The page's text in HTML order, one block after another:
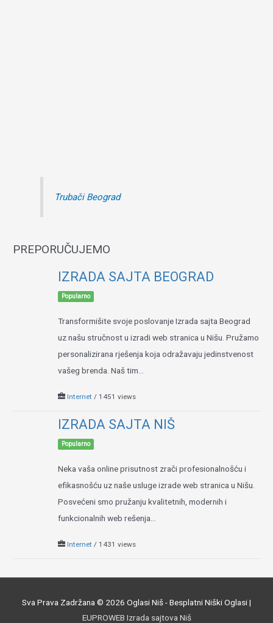
Trubači Beograd
PREPORUČUJEMO
IZRADA SAJTA BEOGRAD
Popularno
Transformišite svoje poslovanje Izrada sajta Beograd
uz našu stručnost u izradi web stranica u Nišu. Pružamo
personalizirana rješenja koja odražavaju jedinstvenost
vašeg brenda. Naš tim...
Internet / 1451 views
IZRADA SAJTA NIŠ
Popularno
Neka vaša online prisutnost zrači profesionalnošću i
efikasnošću uz naše usluge izrade web stranica u Nišu.
Posvećeni smo pružanju kvalitetnih, modernih i
funkcionalnih web rešenja...
Internet / 1431 views
Sva Prava Zadržana © 2026 Oglasi Niš - Besplatni Niški Oglasi|
EUPROWEB Izrada sajtova Niš